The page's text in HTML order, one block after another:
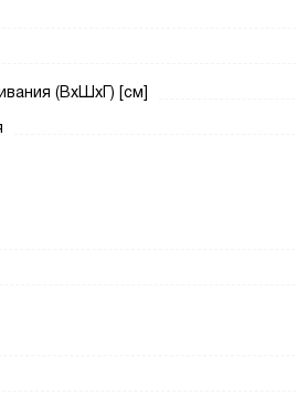
(ВxШxГ) [см]